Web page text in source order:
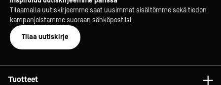
Tilaamalla uutiskirjeemme saat uusimmat sisältömme sekä tiedon
kampanjoistamme suoraan sähköpostiisi.
Tilaa uutiskirje
Tuotteet